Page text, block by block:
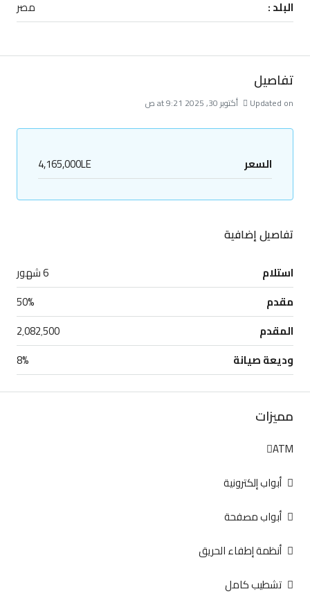
البلد : مصر
تفاصيل
Updated on أكتوبر 30, 2025 at 9:21 ص
السعر 4,165,000LE
تفاصيل إضافية
استلام
6 شهور
مقدم
50%
المقدم
2٬082٬500
وديعة صيانة
8%
مميزات
ATM
أبواب إلكترونية
أبواب مصفحة
أنظمة إطفاء الحريق
تشطيب كامل